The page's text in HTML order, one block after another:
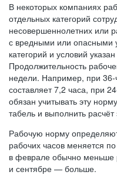
В некоторых компаниях
отдельных категорий
несовершеннолетних или
с вредными или опасными
категорий и условий
Продолжительность
недели. Например, при 36-
составляет 7,2 часа, при
обязан учитывать эту
табель и выполнить
Рабочую норму
рабочих часов меняется
в феврале обычно меньше
и сентябре — больше.